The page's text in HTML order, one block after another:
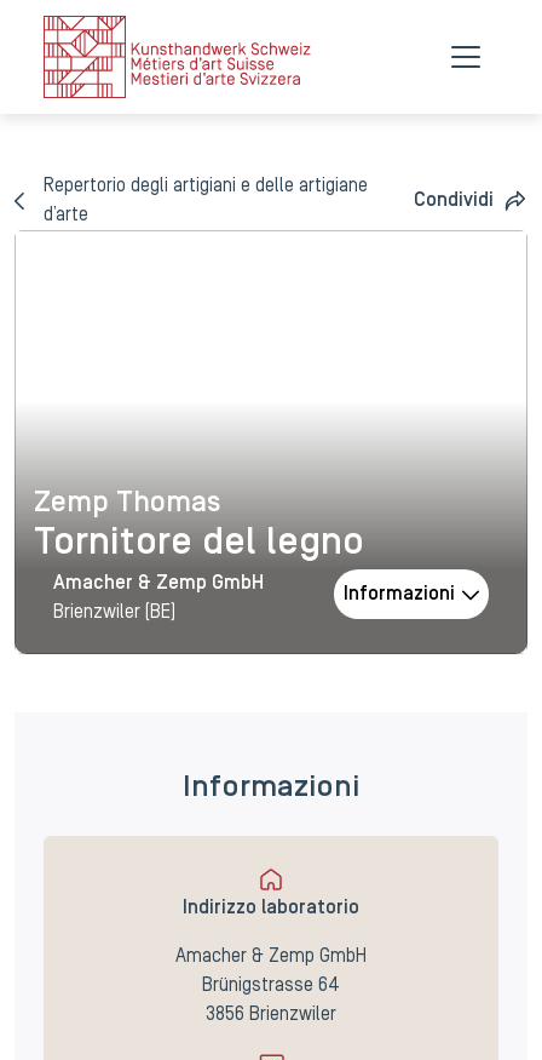
Repertorio degli artigiani e delle artigiane
d’arte
Condividi
Zemp Thomas
Zemp Thomas
Tornitore del legno
Amacher & Zemp GmbH
Brienzwiler (BE)
Informazioni
Informazioni
Indirizzo laboratorio
Amacher & Zemp GmbH
Brünigstrasse 64
3856 Brienzwiler